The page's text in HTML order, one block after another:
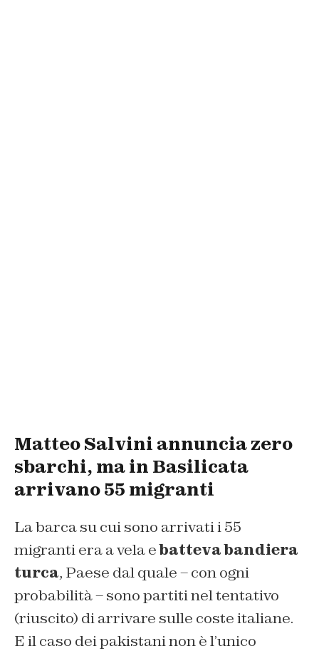
Matteo Salvini annuncia zero
sbarchi, ma in Basilicata
arrivano 55 migranti
La barca su cui sono arrivati i 55
migranti era a vela ebatteva bandiera
turca, Paese dal quale – con ogni
probabilità – sono partiti nel tentativo
(riuscito) di arrivare sulle coste italiane.
E il caso dei pakistani non è l’unico